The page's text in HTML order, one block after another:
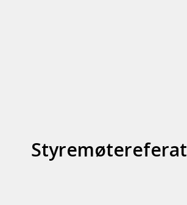
Styremøtereferat